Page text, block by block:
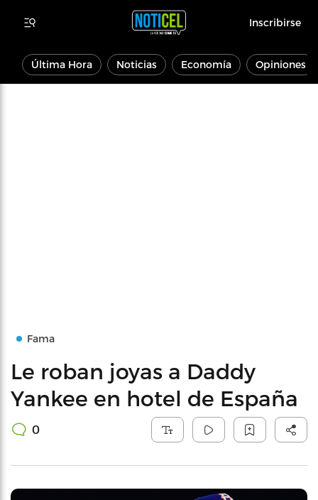
Inscribirse
Última Hora Noticias Economía Opiniones
Fama
Le roban joyas a Daddy
Yankee en hotel de España
0